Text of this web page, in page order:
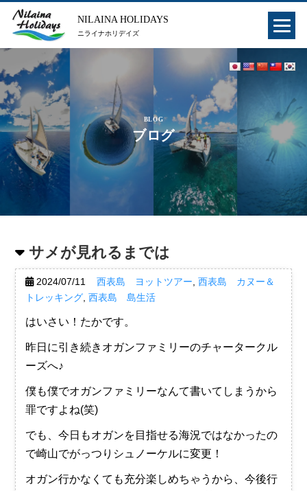
NILAINA HOLIDAYS
ニライナホリデイズ
BLOG
ブログ
サメが見れるまでは
2024/07/11 西表島 ヨットツアー 西表島 カヌー＆
トレッキング, 西表島 島生活
はいさい！たかです。
昨日に引き続きオガンファミリーのチャータークル
ーズへ♪
僕も僕でオガンファミリーなんて書いてしまうから
罪ですよね(笑)
でも、今日もオガンを目指せる海況ではなかったの
で崎山でがっつりシュノーケルに変更！
オガン行かなくても充分楽しめちゃうから、今後行